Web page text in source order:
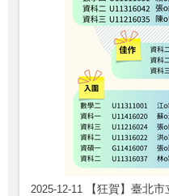
2025-12-11
【狂賀】臺北